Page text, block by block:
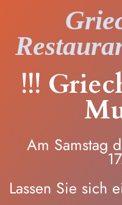
springen
!!!
Am Samstag
Lassen Sie sich